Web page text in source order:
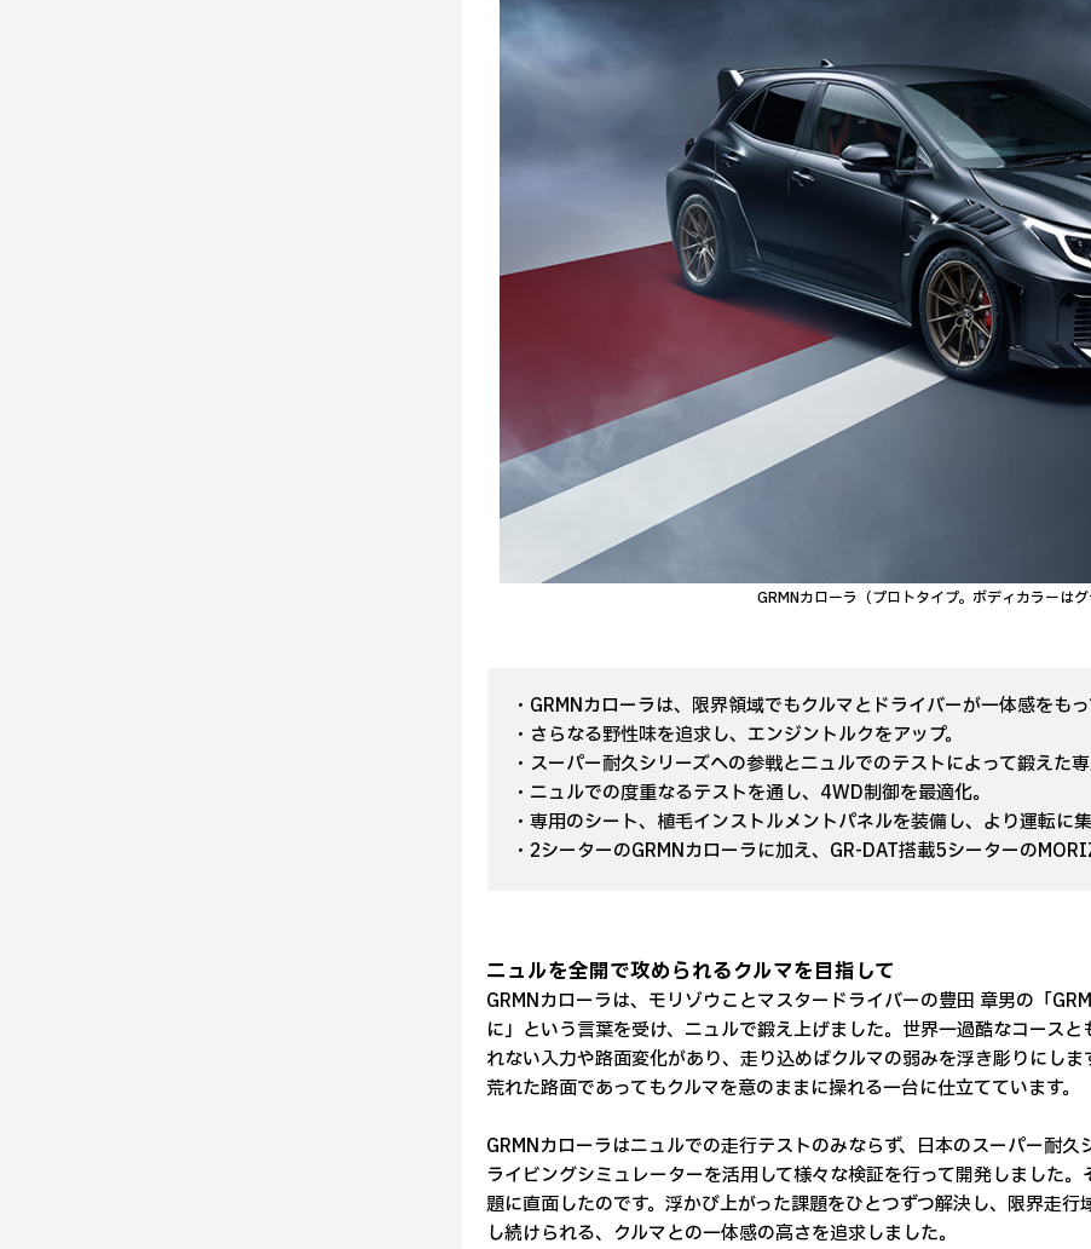
GRMNカローラ（プロトタイプ。ボディカラーはグ
・GRMNカローラは、限界領域でもクルマとドライバーが一体感をも
・さらなる野性味を追求し、エンジントルクをアップ。
・スーパー耐久シリーズへの参戦とニュルでのテストによって鍛えた
・ニュルでの度重なるテストを通し、4WD制御を最適化。
・専用のシート、植毛インストルメントパネルを装備し、より運転に
・2シーターのGRMNカローラに加え、GR-DAT搭載5シーターの
ニュルを全開で攻められるクルマを目指して
GRMNカローラは、モリゾウことマスタードライバーの豊田 章男の「
に」という言葉を受け、ニュルで鍛え上げました。世界一過酷なコース
れない入力や路面変化があり、走り込めばクルマの弱みを浮き彫りにしま
荒れた路面であってもクルマを意のままに操れる一台に仕立てています。
GRMNカローラはニュルでの走行テストのみならず、日本のスーパー耐
ライビングシミュレーターを活用して様々な検証を行って開発しました
題に直面したのです。浮かび上がった課題をひとつずつ解決し、限界走
し続けられる、クルマとの一体感の高さを追求しました。